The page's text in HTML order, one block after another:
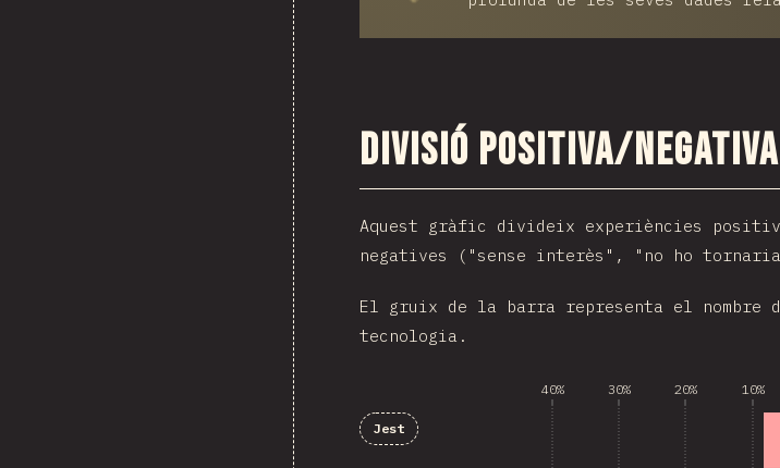
Divisió positiva/negativa
Aquest gràfic divideix experiències
negatives ("sense interès", "no ho
El gruix de la barra representa el nombre
tecnologia.
40% 30% 20% 10%
Jest